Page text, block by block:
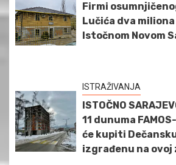
Firmi
Lučića dva
Istočnom Novom
ISTRAŽIVANJA
ISTOČNO
11 dunuma
će kupiti
izgrađenu na ovoj